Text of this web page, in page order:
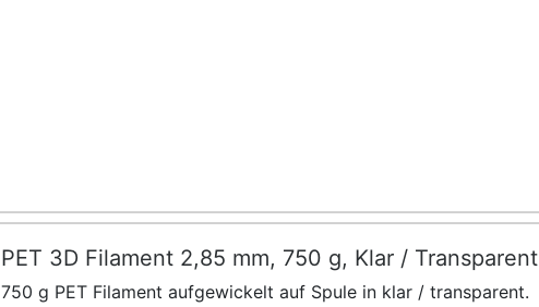
PET 3D Filament 2,85 mm, 750 g, Klar / Transparent
750 g PET Filament aufgewickelt auf Spule in klar / transparent.